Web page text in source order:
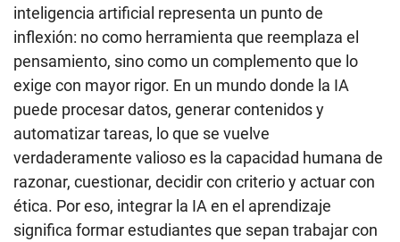
inteligencia artificial representa un punto de
inflexión: no como herramienta que reemplaza el
pensamiento, sino como un complemento que lo
exige con mayor rigor. En un mundo donde la IA
puede procesar datos, generar contenidos y
automatizar tareas, lo que se vuelve
verdaderamente valioso es la capacidad humana de
razonar, cuestionar, decidir con criterio y actuar con
ética. Por eso, integrar la IA en el aprendizaje
significa formar estudiantes que sepan trabajar con